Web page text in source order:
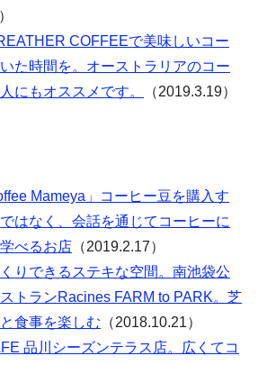
COFFEEで美味しいコー
た時間を。オーストラリアのコー
にもオススメです。
（2019.3.19）
Mameya」コーヒー豆を購入す
はなく、会話を通じてコーヒーに
べるお店 （2019.2.17）
りできるステキな空間。南池袋公
トランRacines FARM to PARK。芝
食事を楽しむ （2018.10.21）
品川シーズンテラス店。広くてコ